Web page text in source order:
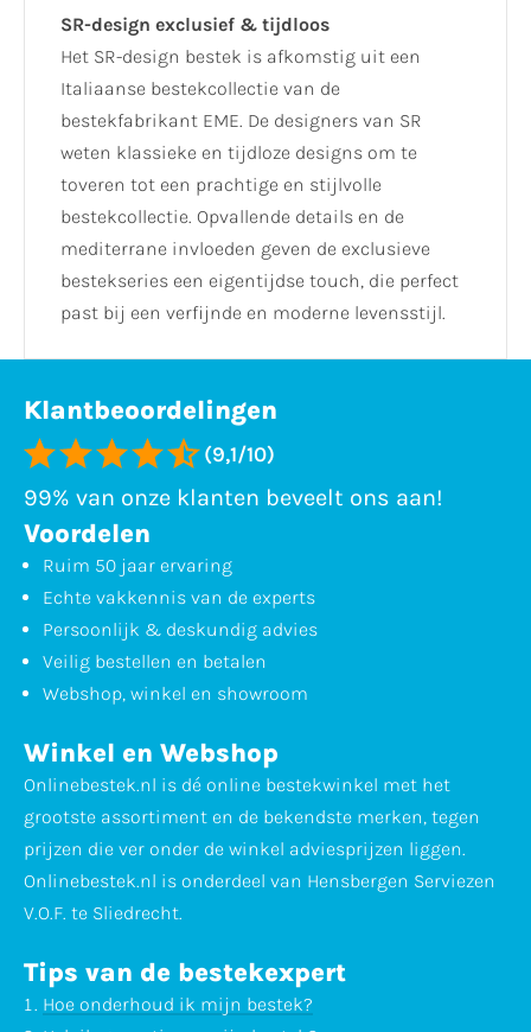
SR-design exclusief & tijdloos
Het SR-design bestek is afkomstig uit een
Italiaanse bestekcollectie van de
bestekfabrikant EME. De designers van SR
weten klassieke en tijdloze designs om te
toveren tot een prachtige en stijlvolle
bestekcollectie. Opvallende details en de
mediterrane invloeden geven de exclusieve
bestekseries een eigentijdse touch, die perfect
past bij een verfijnde en moderne levensstijl.
Klantbeoordelingen
(9,1/10)
99% van onze klanten beveelt ons aan!
Voordelen
Ruim 50 jaar ervaring
Echte vakkennis van de experts
Persoonlijk & deskundig advies
Veilig bestellen en betalen
Webshop, winkel en showroom
Winkel en Webshop
Onlinebestek.nl is dé online bestekwinkel met het
grootste assortiment en de bekendste merken, tegen
prijzen die ver onder de winkel adviesprijzen liggen.
Onlinebestek.nl is onderdeel van Hensbergen Serviezen
V.O.F. te Sliedrecht.
Tips van de bestekexpert
Hoe onderhoud ik mijn bestek?